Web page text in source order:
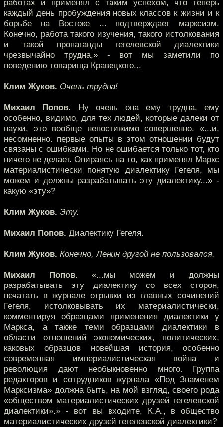
работах и применял с таким успехом, что теперь
каждый день пробуждения новых классов к жизни и к
борьбе на Востоке ... подтверждает марксизм.
Конечно, работа такого изучения, такого истолкования
и такой пропаганды гегелевской диалектики
чрезвычайно трудна,» - вот мы заметили по
поведению товарища Кравецкого...
Клим Жуков. Очень трудна!
Михаил Попов. Ну очень она ему трудна, ему
особенно, видимо, для тех людей, которые далеки от
науки, это вообще непостижимо совершенно. «...и,
несомненно, первые опыты в этом отношении будут
связаны с ошибками. Но не ошибается только тот, кто
ничего не делает. Опираясь на то, как применял Маркс
материалистически понятую диалектику Гегеля, мы
можем и должны разрабатывать эту диалектику...» -
какую «эту»?
Клим Жуков. Эту.
Михаил Попов. Диалектику Гегеля.
Клим Жуков. Конечно, Ленин другой не пользовался.
Михаил Попов. «...мы можем и должны
разрабатывать эту диалектику со всех сторон,
печатать в журнале отрывки из главных сочинений
Гегеля, истолковывать их материалистически,
комментируя образцами применения диалектики у
Маркса, а также теми образцами диалектики в
области отношений экономических, политических,
каковых образцов новейшая история, особенно
современная империалистическая война и
революция дают необыкновенно много. Группа
редакторов и сотрудников журнала «Под Знаменем
Марксизма» должна быть, на мой взгляд, своего рода
«обществом материалистических друзей гегелевской
диалектики».» - вот вы входите, К.А., в общество
материалистических друзей гегелевской диалектики?